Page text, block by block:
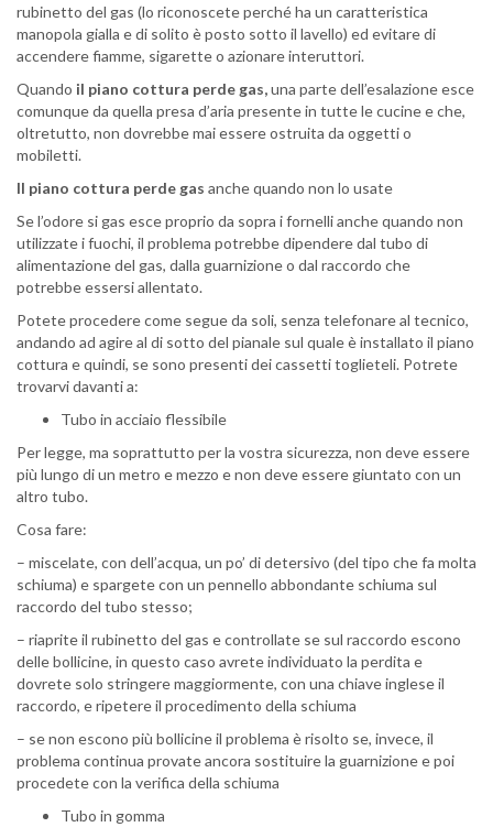
rubinetto del gas (lo riconoscete perché ha un caratteristica
manopola gialla e di solito è posto sotto il lavello) ed evitare di
accendere fiamme, sigarette o azionare interuttori.
Quando il piano cottura perde gas,una parte dell’esalazione esce
comunque da quella presa d’aria presente in tutte le cucine e che,
oltretutto, non dovrebbe mai essere ostruita da oggetti o
mobiletti.
Il piano cottura perde gas anche quando non lo usate
Se l’odore si gas esce proprio da sopra i fornelli anche quando non
utilizzate i fuochi, il problema potrebbe dipendere dal tubo di
alimentazione del gas, dalla guarnizione o dal raccordo che
potrebbe essersi allentato.
Potete procedere come segue da soli, senza telefonare al tecnico,
andando ad agire al di sotto del pianale sul quale è installato il piano
cottura e quindi, se sono presenti dei cassetti toglieteli. Potrete
trovarvi davanti a:
Tubo in acciaio flessibile
Per legge, ma soprattutto per la vostra sicurezza, non deve essere
più lungo di un metro e mezzo e non deve essere giuntato con un
altro tubo.
Cosa fare:
– miscelate, con dell’acqua, un po’ di detersivo (del tipo che fa molta
schiuma) e spargete con un pennello abbondante schiuma sul
raccordo del tubo stesso;
– riaprite il rubinetto del gas e controllate se sul raccordo escono
delle bollicine, in questo caso avrete individuato la perdita e
dovrete solo stringere maggiormente, con una chiave inglese il
raccordo, e ripetere il procedimento della schiuma
– se non escono più bollicine il problema è risolto se, invece, il
problema continua provate ancora sostituire la guarnizione e poi
procedete con la verifica della schiuma
Tubo in gomma